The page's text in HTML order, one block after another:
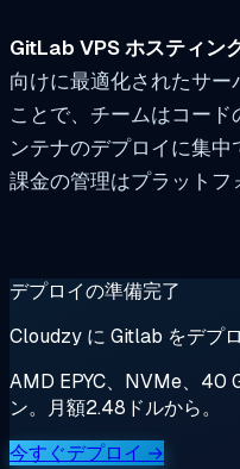
GitLab VPS ホスティン
向けに最適化されたサ
ことで、チームはコー
ンテナのデプロイに集
課金の管理はプラットフ
デプロイの準備完了
Cloudzy に Gitlab をデプ
AMD EPYC、NVMe、40
ン。月額2.48ドルから。
今すぐデプロイ →